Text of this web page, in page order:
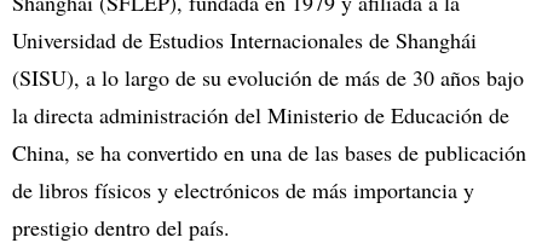
Universidad de Estudios Internacionales de Shanghái
(SISU), a lo largo de su evolución de más de 30 años bajo
la directa administración del Ministerio de Educación de
China, se ha convertido en una de las bases de publicación
de libros físicos y electrónicos de más importancia y
prestigio dentro del país.